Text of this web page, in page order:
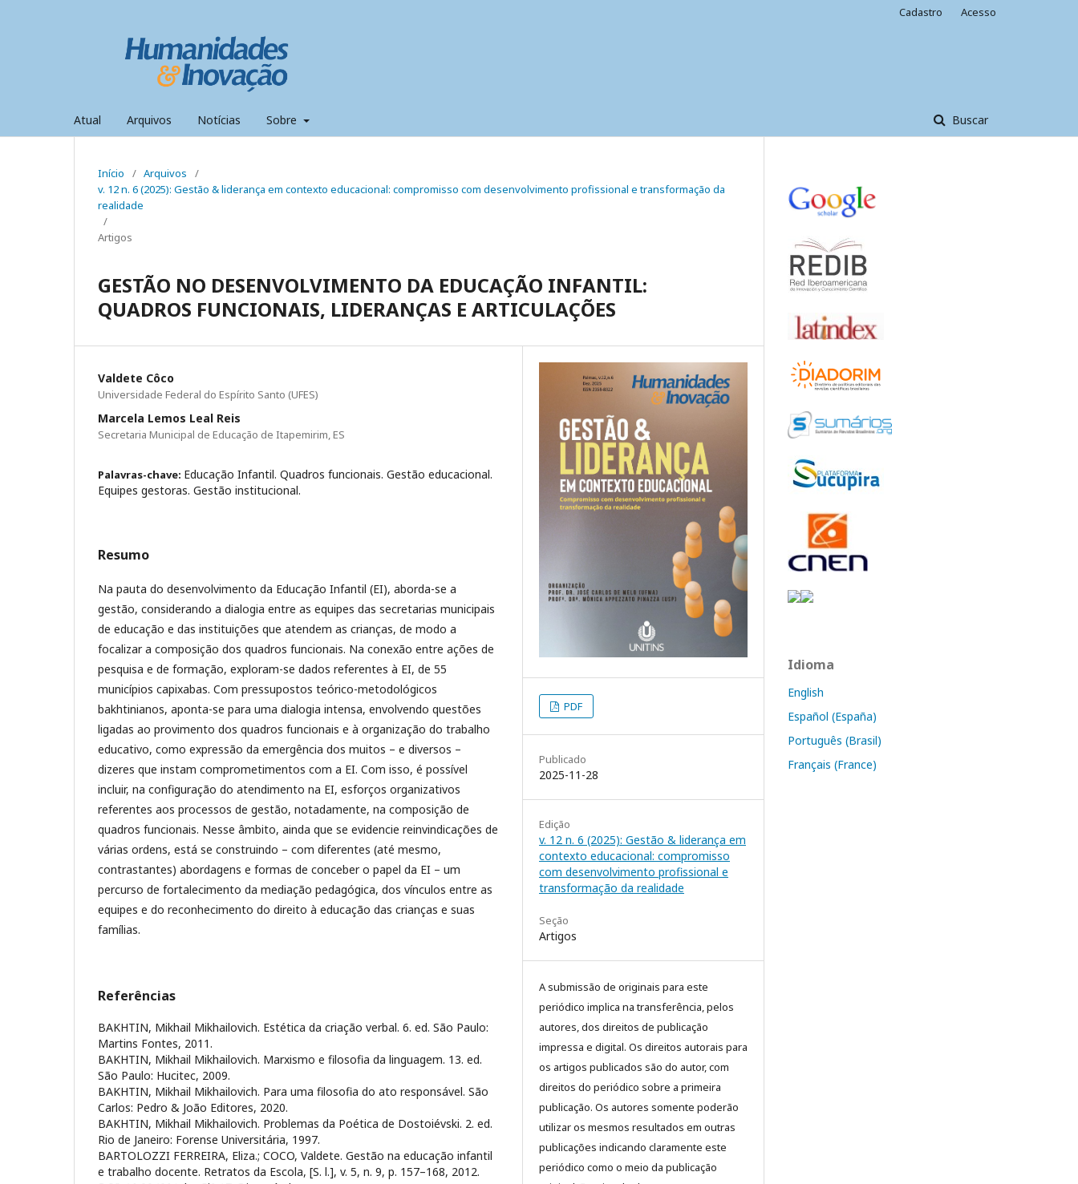
Atual Arquivos Notícias Sobre Buscar
Cadastro Acesso
Início / Arquivos
/
v. 12 n. 6 (2025): Gestão & liderança em contexto educacional: compromisso com desenvolvimento profissional e transformação da
realidade
/
Artigos
GESTÃO NO DESENVOLVIMENTO DA EDUCAÇÃO INFANTIL:
QUADROS FUNCIONAIS, LIDERANÇAS E ARTICULAÇÕES
Valdete Côco
Universidade Federal do Espírito Santo (UFES)
Marcela Lemos Leal Reis
Secretaria Municipal de Educação de Itapemirim, ES
Palavras-chave: Educação Infantil. Quadros funcionais. Gestão educacional.
Equipes gestoras. Gestão institucional.
Resumo
Na pauta do desenvolvimento da Educação Infantil (EI), aborda-se a
gestão, considerando a dialogia entre as equipes das secretarias municipais
de educação e das instituições que atendem as crianças, de modo a
focalizar a composição dos quadros funcionais. Na conexão entre ações de
pesquisa e de formação, exploram-se dados referentes à EI, de 55
municípios capixabas. Com pressupostos teórico-metodológicos
bakhtinianos, aponta-se para uma dialogia intensa, envolvendo questões
ligadas ao provimento dos quadros funcionais e à organização do trabalho
educativo, como expressão da emergência dos muitos – e diversos –
dizeres que instam comprometimentos com a EI. Com isso, é possível
incluir, na configuração do atendimento na EI, esforços organizativos
referentes aos processos de gestão, notadamente, na composição de
quadros funcionais. Nesse âmbito, ainda que se evidencie reinvindicações de
várias ordens, está se construindo – com diferentes (até mesmo,
contrastantes) abordagens e formas de conceber o papel da EI – um
percurso de fortalecimento da mediação pedagógica, dos vínculos entre as
equipes e do reconhecimento do direito à educação das crianças e suas
famílias.
Referências
BAKHTIN, Mikhail Mikhailovich. Estética da criação verbal. 6. ed. São Paulo:
Martins Fontes, 2011.
BAKHTIN, Mikhail Mikhailovich. Marxismo e filosofia da linguagem. 13. ed.
São Paulo: Hucitec, 2009.
BAKHTIN, Mikhail Mikhailovich. Para uma filosofia do ato responsável. São
Carlos: Pedro & João Editores, 2020.
BAKHTIN, Mikhail Mikhailovich. Problemas da Poética de Dostoiévski. 2. ed.
Rio de Janeiro: Forense Universitária, 1997.
BARTOLOZZI FERREIRA, Eliza.; COCO, Valdete. Gestão na educação infantil
e trabalho docente. Retratos da Escola, [S. l.], v. 5, n. 9, p. 157–168, 2012.
PDF
Publicado
2025-11-28
Edição
v. 12 n. 6 (2025): Gestão & liderança em
contexto educacional: compromisso
com desenvolvimento profissional e
transformação da realidade
Seção
Artigos
A submissão de originais para este
periódico implica na transferência, pelos
autores, dos direitos de publicação
impressa e digital. Os direitos autorais para
os artigos publicados são do autor, com
direitos do periódico sobre a primeira
publicação. Os autores somente poderão
utilizar os mesmos resultados em outras
publicações indicando claramente este
periódico como o meio da publicação
Idioma
English
Español (España)
Português (Brasil)
Français (France)